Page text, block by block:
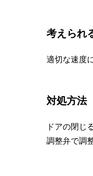
考えられ
適切な速度
対処方法
ドアの閉じ
調整弁で調